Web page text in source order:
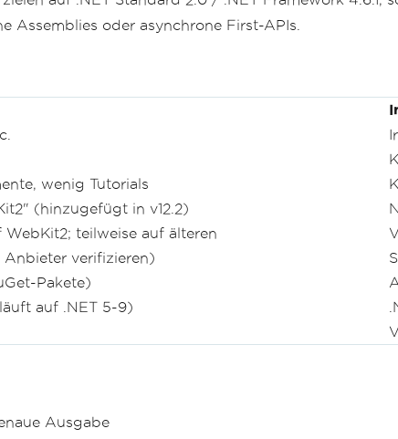
Assemblies oder asynchrone First-APIs.
wenig Tutorials
(hinzugefügt in v12.2)
WebKit2; teilweise auf älteren
Anbieter verifizieren)
Pakete)
auf .NET 5-9)
Ausgabe